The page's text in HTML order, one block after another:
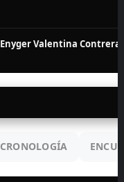
Enyger Valentina Contreras
CRONOLOGÍA